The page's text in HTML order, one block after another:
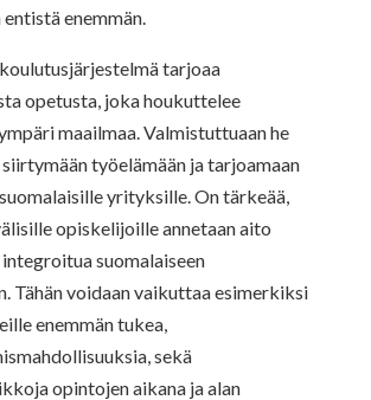
enemmän.
tarjoaa
opetusta, joka houkuttelee
maailmaa. Valmistuttuaan he
työelämään ja tarjoamaan
yrityksille. On tärkeää,
opiskelijoille annetaan aito
suomalaiseen
Tähän voidaan vaikuttaa esimerkiksi
enemmän tukea,
sekä
opintojen aikana ja alan